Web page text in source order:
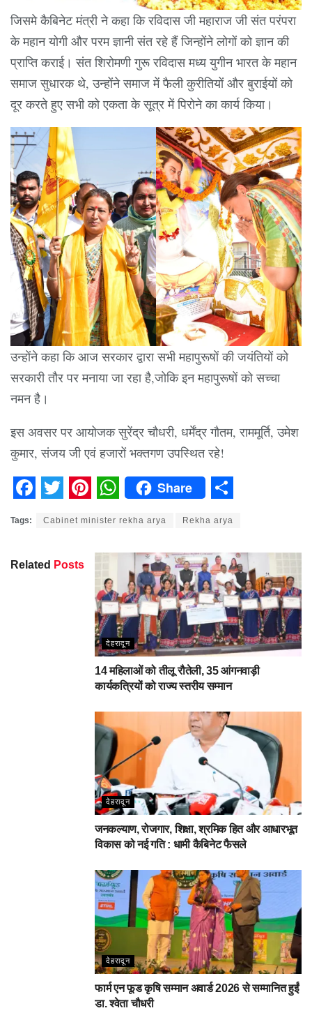
जिसमे कैबिनेट मंत्री ने कहा कि रविदास जी महाराज जी संत परंपरा
के महान योगी और परम ज्ञानी संत रहे हैं जिन्होंने लोगों को ज्ञान की
प्राप्ति कराई। संत शिरोमणी गुरू रविदास मध्य युगीन भारत के महान
समाज सुधारक थे, उन्होंने समाज में फैली कुरीतियों और बुराईयों को
दूर करते हुए सभी को एकता के सूत्र में पिरोने का कार्य किया।
उन्होंने कहा कि आज सरकार द्वारा सभी महापुरूषों की जयंतियों को
सरकारी तौर पर मनाया जा रहा है,जोकि इन महापुरूषों को सच्चा
नमन है।
इस अवसर पर आयोजक सुरेंद्र चौधरी, धर्मेंद्र गौतम, राममूर्ति, उमेश
कुमार, संजय जी एवं हजारों भक्तगण उपस्थित रहे!
Facebook
TwitterPinterest
WhatsApp
Share
Tags: Cabinet minister rekha arya Rekha arya
Related Posts
देहरादून
14 महिलाओं को तीलू रौतेली, 35 आंगनवाड़ी
कार्यकत्रियों को राज्य स्तरीय सम्मान
देहरादून
जनकल्याण, रोजगार, शिक्षा, श्रमिक हित और आधारभूत
विकास को नई गति : धामी कैबिनेट फैसले
देहरादून
फार्म एन फूड कृषि सम्मान अवार्ड 2026 से सम्मानित हुईं
डा. श्वेता चौधरी